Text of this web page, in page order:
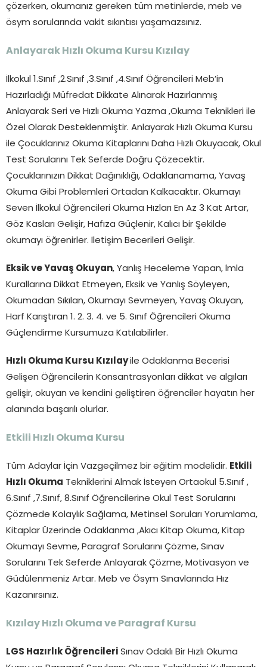
çözerken, okumanız gereken tüm metinlerde, meb ve
ösym sorularında vakit sıkıntısı yaşamazsınız.
Anlayarak Hızlı Okuma Kursu Kızılay
İlkokul 1.Sınıf ,2.Sınıf ,3.Sınıf ,4.Sınıf Öğrencileri Meb’in
Hazırladığı Müfredat Dikkate Alınarak Hazırlanmış
Anlayarak Seri ve Hızlı Okuma Yazma ,Okuma Teknikleri ile
Özel Olarak Desteklenmiştir. Anlayarak Hızlı Okuma Kursu
ile Çocuklarınız Okuma Kitaplarını Daha Hızlı Okuyacak, Okul
Test Sorularını Tek Seferde Doğru Çözecektir.
Çocuklarınızın Dikkat Dağınıklığı, Odaklanamama, Yavaş
Okuma Gibi Problemleri Ortadan Kalkacaktır. Okumayı
Seven İlkokul Öğrencileri Okuma Hızları En Az 3 Kat Artar,
Göz Kasları Gelişir, Hafıza Güçlenir, Kalıcı bir Şekilde
okumayı öğrenirler. İletişim Becerileri Gelişir.
Eksik ve Yavaş Okuyan, Yanlış Heceleme Yapan, İmla
Kurallarına Dikkat Etmeyen, Eksik ve Yanlış Söyleyen,
Okumadan Sıkılan, Okumayı Sevmeyen, Yavaş Okuyan,
Harf Karıştıran 1. 2. 3. 4. ve 5. Sınıf Öğrencileri Okuma
Güçlendirme Kursumuza Katılabilirler.
Hızlı Okuma Kursu Kızılayile Odaklanma Becerisi
Gelişen Öğrencilerin Konsantrasyonları dikkat ve algıları
gelişir, okuyan ve kendini geliştiren öğrenciler hayatın her
alanında başarılı olurlar.
Etkili Hızlı Okuma Kursu
Tüm Adaylar İçin Vazgeçilmez bir eğitim modelidir. Etkili
Hızlı Okuma Tekniklerini Almak İsteyen Ortaokul 5.Sınıf ,
6.Sınıf ,7.Sınıf, 8.Sınıf Öğrencilerine Okul Test Sorularını
Çözmede Kolaylık Sağlama, Metinsel Soruları Yorumlama,
Kitaplar Üzerinde Odaklanma ,Akıcı Kitap Okuma, Kitap
Okumayı Sevme, Paragraf Sorularını Çözme, Sınav
Sorularını Tek Seferde Anlayarak Çözme, Motivasyon ve
Güdülenmeniz Artar. Meb ve Ösym Sınavlarında Hız
Kazanırsınız.
Kızılay Hızlı Okuma ve Paragraf Kursu
LGS Hazırlık Öğrencileri Sınav Odaklı Bir Hızlı Okuma